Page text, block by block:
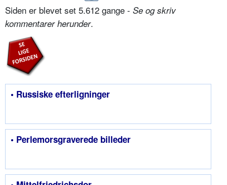
Siden er blevet set 5.612 gange - Se og skriv
kommentarer herunder.
• Russiske efterligninger
• Perlemorsgraverede billeder